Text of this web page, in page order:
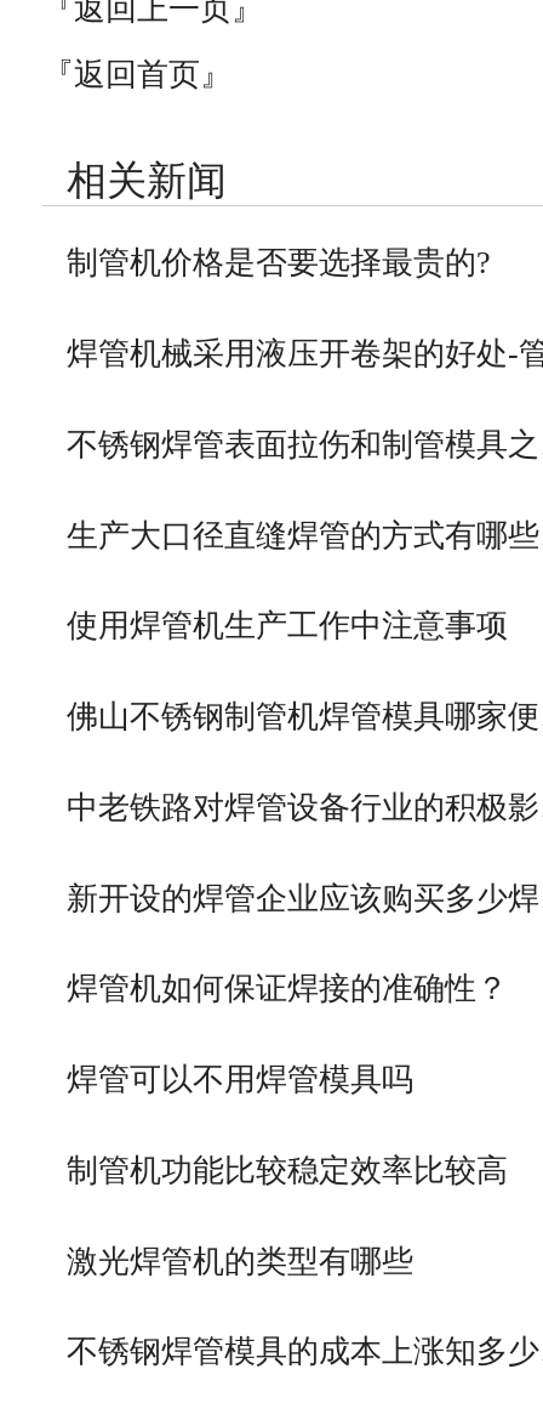
『返回上一页』
『返回首页』
相关新闻
制管机价格是否要选择最贵的?
焊管机械采用液压开卷架的好处-
不锈钢焊管表面拉伤和制管模具
生产大口径直缝焊管的方式有哪
使用焊管机生产工作中注意事项
佛山不锈钢制管机焊管模具哪家
中老铁路对焊管设备行业的积极
新开设的焊管企业应该购买多少
焊管机如何保证焊接的准确性？
焊管可以不用焊管模具吗
制管机功能比较稳定效率比较高
激光焊管机的类型有哪些
不锈钢焊管模具的成本上涨知多